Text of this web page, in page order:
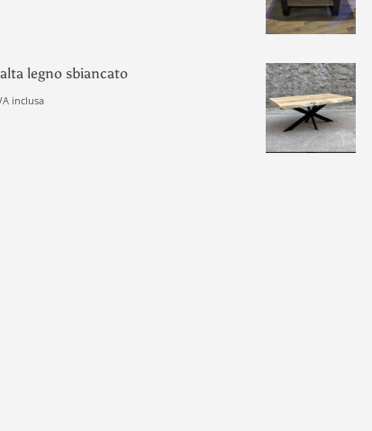
legno sbiancato
inclusa